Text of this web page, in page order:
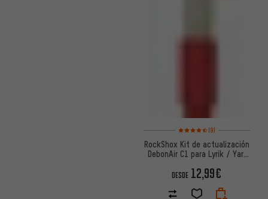
Valoración media: 4,5 de 5
(9)
RockShox Kit de actualización
DebonAir C1 para Lyrik / Yari
DESDE 12,99€